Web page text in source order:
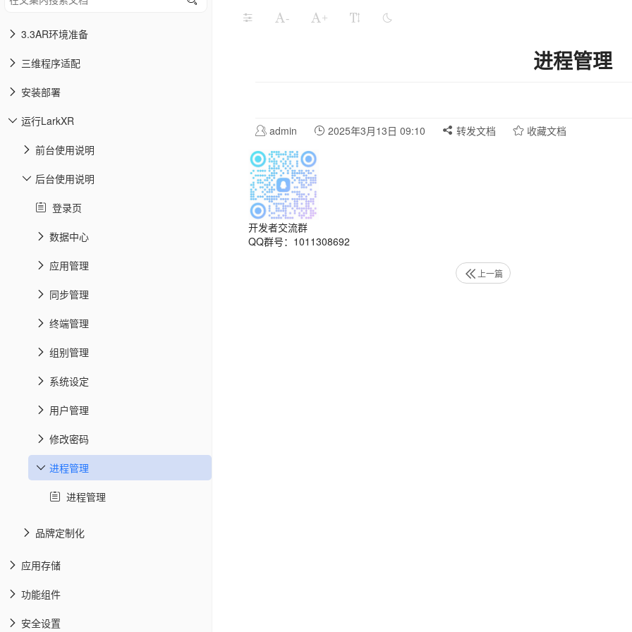
3.3AR环境准备
三维程序适配
安装部署
运行LarkXR
前台使用说明
后台使用说明
登录页
数据中心
应用管理
同步管理
终端管理
组别管理
系统设定
用户管理
修改密码
进程管理
进程管理
品牌定制化
应用存储
功能组件
安全设置
- +
进程管理
admin 2025年3月13日 09:10 转发文档 收藏文档
开发者交流群
QQ群号：1011308692
上一篇